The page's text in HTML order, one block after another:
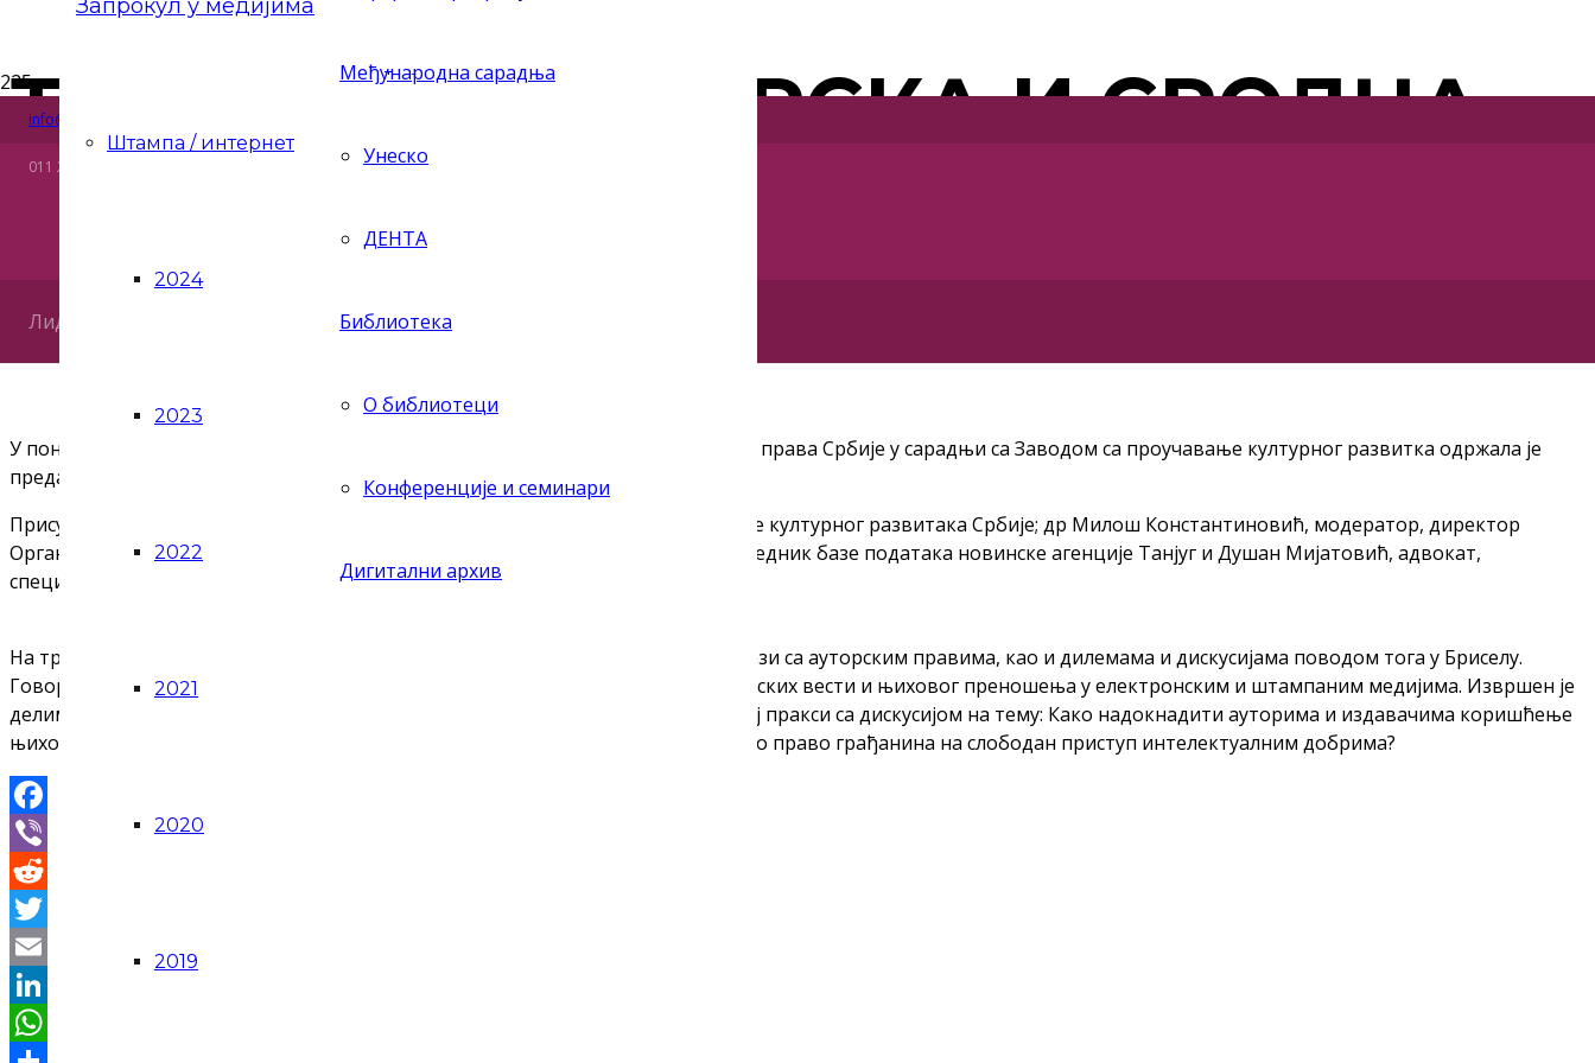
Риге од Фере 4, 11158 Београд, Република Србија
info@zaprokul.org.rs
011 2637 565
Ћир
Eng
Запрокул у медијима
Штампа / интернет
2024
2023
2022
2021
2020
2019
Лидер статистике у култури
Међународна сарадња
Унеско
ДЕНТА
Библиотека
О библиотеци
Конференције и семинари
Дигитални архив
ТРИБИНА „АУТОРСКА И СРОДНА
ПРАВА, ТЕМЕЉ РАЗВОЈА
КРЕАТИВНЕ ИНДУСТРИЈЕ“
У понедељак, 24. децембра 2018. Организација за остваривање репрографских права Србије у сарадњи са Заводом са проучавање културног развитка одржала је
предавање на тему ауторских права.
Присутнима су се обратили: др Вук Вукићевић, директор Завода за проучавање културног развитака Србије; др Милош Константиновић, модератор, директор
Организације за остваривање репрографских права Србије; Небојша Берец, уредник базе података новинске агенције Танјуг и Душан Мијатовић, адвокат,
специјализован за област ауторских и сродних права.
На трибини је било речи о најновијим предлозима законске регулативе ЕУ у вези са ауторским правима, као и дилемама и дискусијама поводом тога у Бриселу.
Говорници су се осврнули и на ауторска права у домену информисања, агенцијских вести и њиховог преношења у електронским и штампаним медијима. Извршен је
делимичан увид у европску праксу регулисања ауторских права у библиотечкој пракси са дискусијом на тему: Како надокнадити ауторима и издавачима коришћење
њихових добара, а истовремено задржати слободан проток идеја, демократско право грађанина на слободан приступ интелектуалним добрима?
Facebook
Viber
Reddit
Twitter
Email
LinkedIn